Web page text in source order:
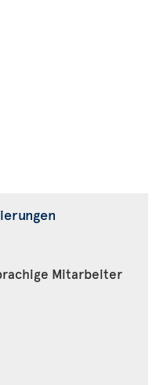
Mitarbeiter